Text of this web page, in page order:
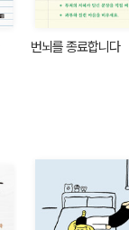
번뇌를 종료합니다